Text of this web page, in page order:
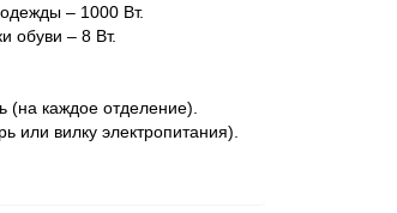
– 1000 Вт.
обуви – 8 Вт.
(на каждое отделение).
или вилку электропитания).